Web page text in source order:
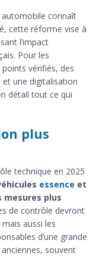
connaît
cette réforme vise à
l’impact
Pour les
vérifiés, des
une digitalisation
détail tout ce qui
plus
technique en 2025
essence et
mesures plus
de contrôle devront
aussi les
d’une grande
souvent